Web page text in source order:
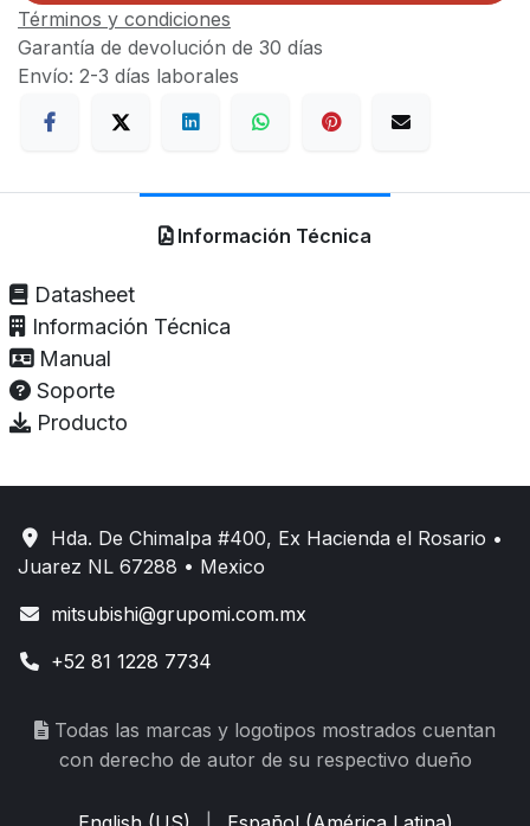
Términos y condiciones
Garantía de devolución de 30 días
Envío: 2-3 días laborales
Información Técnica
Datasheet
Información Técnica
Manual
Soporte
Producto
Hda. De Chimalpa #400, Ex Hacienda el Rosario •
Juarez NL 67288 • Mexico
mitsubishi@grupomi.com.mx
+52 81 1228 7734
Todas las marcas y logotipos mostrados cuentan
con derecho de autor de su respectivo dueño